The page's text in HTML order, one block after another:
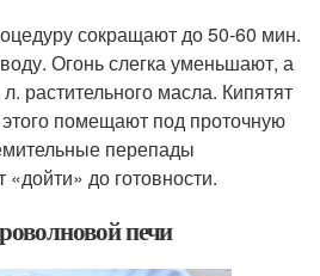
сокращают до 50-60 мин.
Огонь слегка уменьшают, а
растительного масла. Кипятят
помещают под проточную
перепады
до готовности.
печи